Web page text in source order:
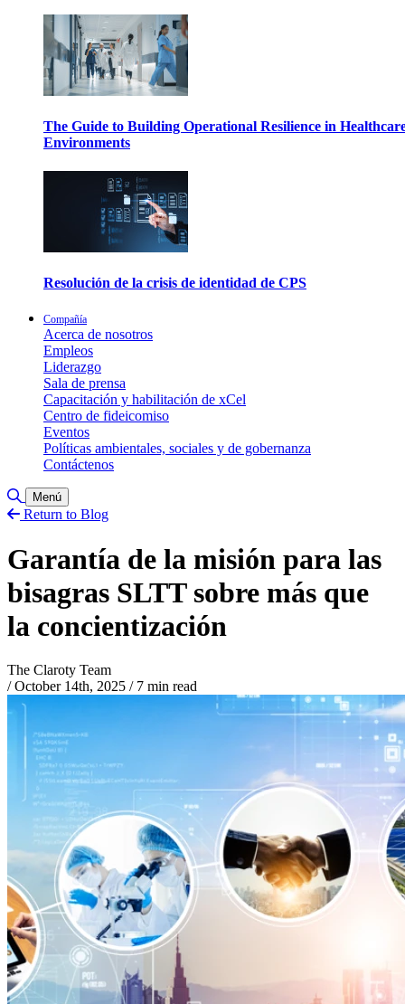
The Guide to Building Operational Resilience in
Environments
Resolución de la crisis de identidad de CPS
Compañía
Acerca de nosotros
Empleos
Liderazgo
Sala de prensa
Capacitación y habilitación de xCel
Centro de fideicomiso
Eventos
Políticas ambientales, sociales y de gobernanza
Contáctenos
Alternar búsqueda
Menú
Return to Blog
Garantía de la misión para las
bisagras SLTT sobre más que
la concientización
The Claroty Team
/ October 14th, 2025 /7 min read